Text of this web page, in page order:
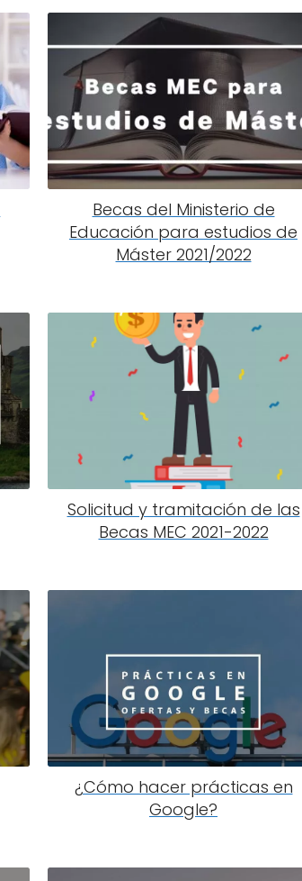
Becas del Ministerio de
Educación para estudios de
Máster 2021/2022
Solicitud y tramitación de las
Becas MEC 2021-2022
¿Cómo hacer prácticas en
Google?